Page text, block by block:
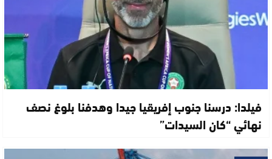
فيلدا: درسنا جنوب إفريقيا جيدا وهدفنا بلوغ نصف
نهائي “كان السيدات”